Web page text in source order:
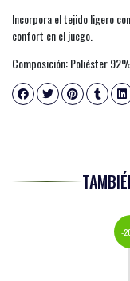
Incorpora el tejido ligero
confort en el juego.
Composición: Poliéster
-